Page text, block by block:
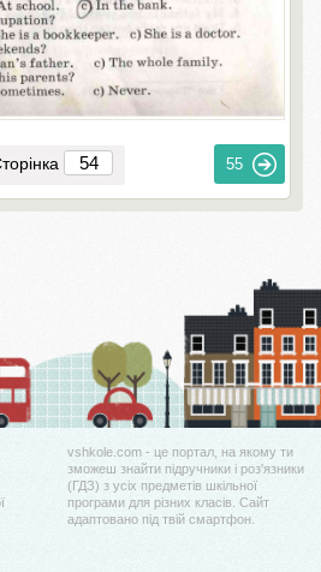
55
vshkole.com - це портал, на якому ти
зможеш знайти підручники і роз'язники
(ГДЗ) з усіх предметів шкільної
програми для різних класів. Сайт
адаптовано під твій смартфон.